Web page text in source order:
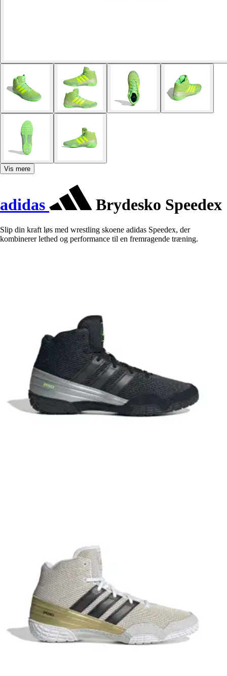
Vis mere
adidas Brydesko Speedex
Slip din kraft løs med wrestling skoene adidas Speedex, der
kombinerer lethed og performance til en fremragende træning.